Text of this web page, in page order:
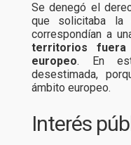
Se denegó el
que solicitaba la
correspondían a
territorios
europeo. En
desestimada,
ámbito europeo.
Interés